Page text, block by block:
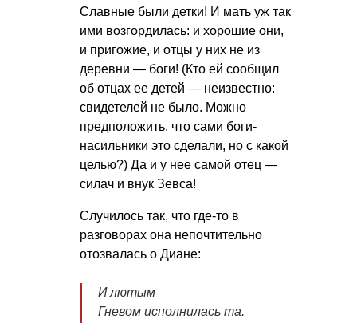
Славные были детки! И мать уж так
ими возгордилась: и хорошие они,
и пригожие, и отцы у них не из
деревни — боги! (Кто ей сообщил
об отцах ее детей — неизвестно:
свидетелей не было. Можно
предположить, что сами боги-
насильники это сделали, но с какой
целью?) Да и у нее самой отец —
силач и внук Зевса!
Случилось так, что где-то в
разговорах она непочтительно
отозвалась о Диане:
И лютым
Гневом исполнилась та.